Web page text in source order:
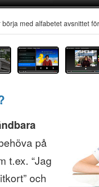
med alfabetet avsnittet
på
t.ex. “Jag
och